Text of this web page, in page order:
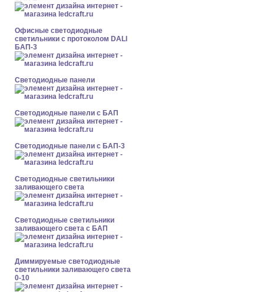
Офисные светодиодные
светильники с протоколом DALI
БАП-3
Cветодиодные панели
Cветодиодные панели с БАП
Cветодиодные панели с БАП-3
Светодиодные светильники
заливающего света
Светодиодные светильники
заливающего света с БАП
Диммируемые светодиодные
светильники заливающего света
0-10